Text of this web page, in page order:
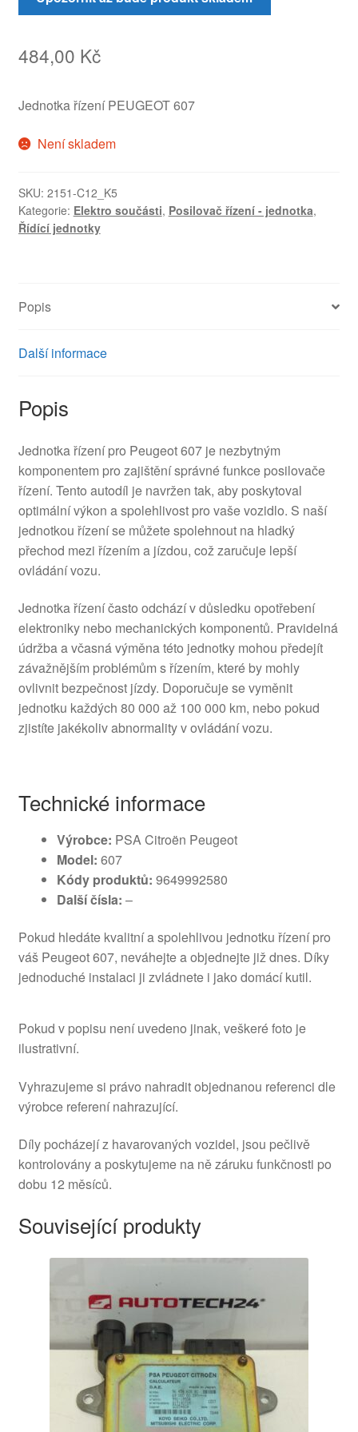
484,00 Kč
Jednotka řízení PEUGEOT 607
Není skladem
SKU: 2151-C12_K5
Kategorie: Elektro součásti, Posilovač řízení - jednotka,
Řídící jednotky
Popis
Další informace
Popis
Jednotka řízení pro Peugeot 607 je nezbytným
komponentem pro zajištění správné funkce posilovače
řízení. Tento autodíl je navržen tak, aby poskytoval
optimální výkon a spolehlivost pro vaše vozidlo. S naší
jednotkou řízení se můžete spolehnout na hladký
přechod mezi řízením a jízdou, což zaručuje lepší
ovládání vozu.
Jednotka řízení často odchází v důsledku opotřebení
elektroniky nebo mechanických komponentů. Pravidelná
údržba a včasná výměna této jednotky mohou předejít
závažnějším problémům s řízením, které by mohly
ovlivnit bezpečnost jízdy. Doporučuje se vyměnit
jednotku každých 80 000 až 100 000 km, nebo pokud
zjistíte jakékoliv abnormality v ovládání vozu.
Technické informace
Výrobce: PSA Citroën Peugeot
Model: 607
Kódy produktů: 9649992580
Další čísla: –
Pokud hledáte kvalitní a spolehlivou jednotku řízení pro
váš Peugeot 607, neváhejte a objednejte již dnes. Díky
jednoduché instalaci ji zvládnete i jako domácí kutil.
Pokud v popisu není uvedeno jinak, veškeré foto je
ilustrativní.
Vyhrazujeme si právo nahradit objednanou referenci dle
výrobce referení nahrazující.
Díly pocházejí z havarovaných vozidel, jsou pečlivě
kontrolovány a poskytujeme na ně záruku funkčnosti po
dobu 12 měsíců.
Související produkty